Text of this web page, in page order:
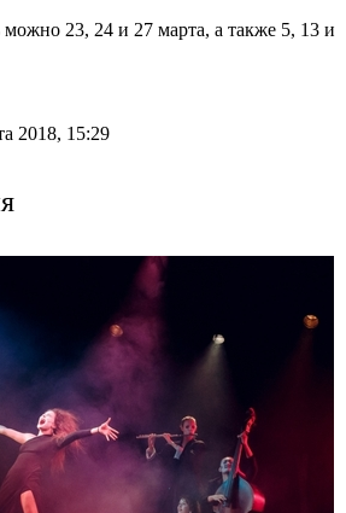
можно 23, 24 и 27 марта, а также 5, 13 и
2018, 15:29